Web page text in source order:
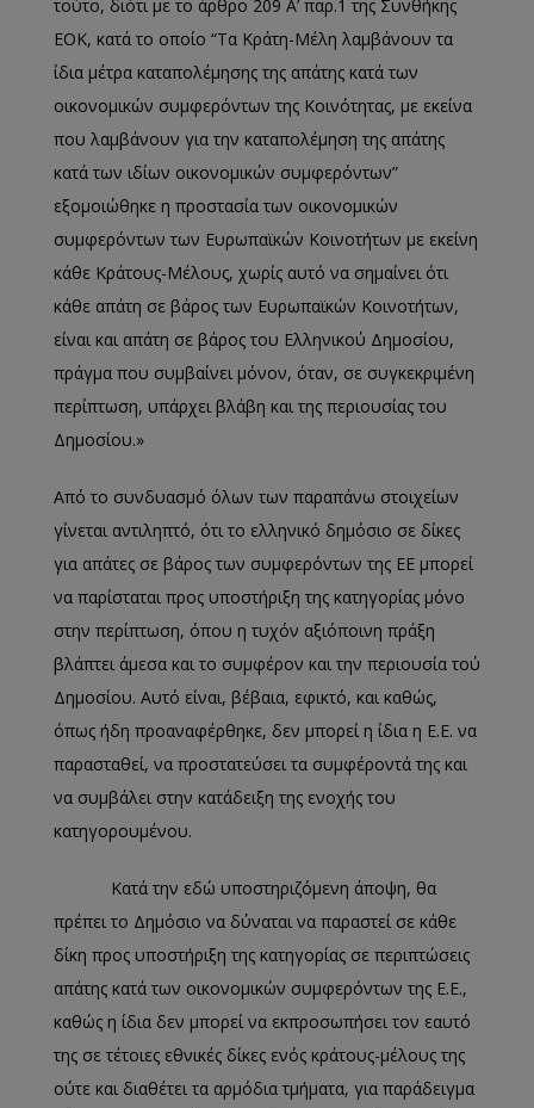
τούτο, διότι με το άρθρο 209 Α’ παρ.1 της Συνθήκης
ΕΟΚ, κατά το οποίο “Τα Κράτη-Μέλη λαμβάνουν τα
ίδια μέτρα καταπολέμησης της απάτης κατά των
οικονομικών συμφερόντων της Κοινότητας, με εκείνα
που λαμβάνουν για την καταπολέμηση της απάτης
κατά των ιδίων οικονομικών συμφερόντων”
εξομοιώθηκε η προστασία των οικονομικών
συμφερόντων των Ευρωπαϊκών Κοινοτήτων με εκείνη
κάθε Κράτους-Μέλους, χωρίς αυτό να σημαίνει ότι
κάθε απάτη σε βάρος των Ευρωπαϊκών Κοινοτήτων,
είναι και απάτη σε βάρος του Ελληνικού Δημοσίου,
πράγμα που συμβαίνει μόνον, όταν, σε συγκεκριμένη
περίπτωση, υπάρχει βλάβη και της περιουσίας του
Δημοσίου.»
Από το συνδυασμό όλων των παραπάνω στοιχείων
γίνεται αντιληπτό, ότι το ελληνικό δημόσιο σε δίκες
για απάτες σε βάρος των συμφερόντων της ΕΕ μπορεί
να παρίσταται προς υποστήριξη της κατηγορίας μόνο
στην περίπτωση, όπου η τυχόν αξιόποινη πράξη
βλάπτει άμεσα και το συμφέρον και την περιουσία τού
Δημοσίου. Αυτό είναι, βέβαια, εφικτό, και καθώς,
όπως ήδη προαναφέρθηκε, δεν μπορεί η ίδια η Ε.Ε. να
παρασταθεί, να προστατεύσει τα συμφέροντά της και
να συμβάλει στην κατάδειξη της ενοχής του
κατηγορουμένου.
Κατά την εδώ υποστηριζόμενη άποψη, θα
πρέπει το Δημόσιο να δύναται να παραστεί σε κάθε
δίκη προς υποστήριξη της κατηγορίας σε περιπτώσεις
απάτης κατά των οικονομικών συμφερόντων της Ε.Ε.,
καθώς η ίδια δεν μπορεί να εκπροσωπήσει τον εαυτό
της σε τέτοιες εθνικές δίκες ενός κράτους-μέλους της
ούτε και διαθέτει τα αρμόδια τμήματα, για παράδειγμα